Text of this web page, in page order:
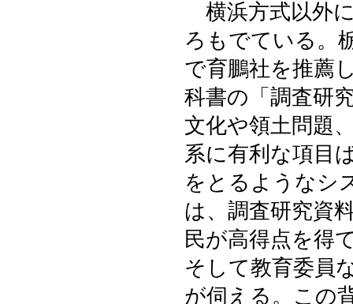
横浜方式以外
ろもでている。
で育鵬社を推薦
科書の「調査研
文化や領土問題
系に有利な項目
をとるようなシ
は、調査研究資
民が高得点を得
そして教育委員
が伺える。この